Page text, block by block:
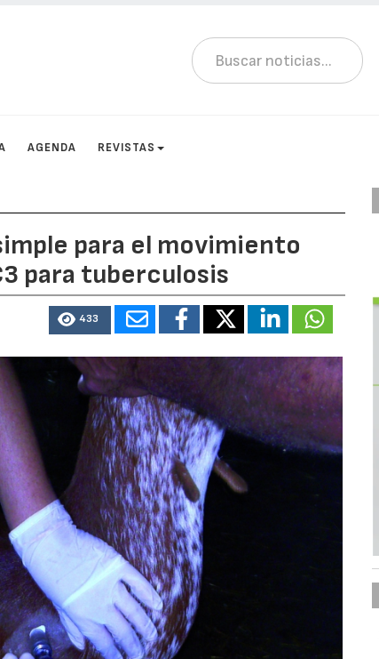
AGENDA REVISTAS
para el movimiento
para tuberculosis
433